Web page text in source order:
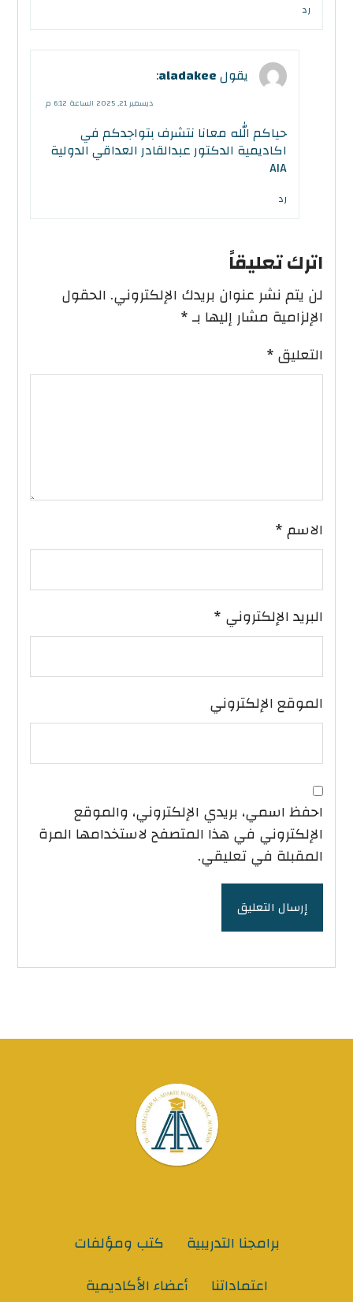
رد
يقولaladakee
:
ديسمبر 21, 2025 الساعة 6:12 م
حياكم الله معانا نتشرف بتواجدكم في
اكاديمية الدكتور عبدالقادر العداقي الدولية
AIA
رد
اترك تعليقاً
لن يتم نشر عنوان بريدك الإلكتروني. الحقول
الإلزامية مشار إليها بـ*
التعليق*
الاسم*
البريد الإلكتروني *
الموقع الإلكتروني
احفظ اسمي، بريدي الإلكتروني، والموقع
الإلكتروني في هذا المتصفح لاستخدامها المرة
المقبلة في تعليقي.
إرسال التعليق
برامجنا التدريبية
كتب ومؤلفات
اعتماداتنا
أعضاء الأكاديمية